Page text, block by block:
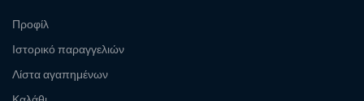
Προφίλ
Ιστορικό παραγγελιών
Λίστα αγαπημένων